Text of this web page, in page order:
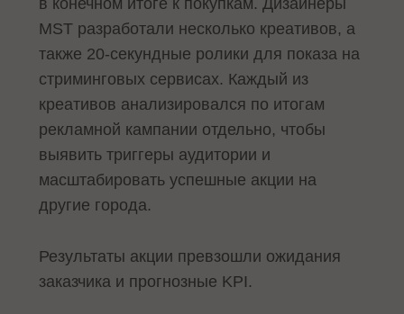
в конечном итоге к покупкам. Дизайнеры
MST разработали несколько креативов, а
также 20-секундные ролики для показа на
стриминговых сервисах. Каждый из
креативов анализировался по итогам
рекламной кампании отдельно, чтобы
выявить триггеры аудитории и
масштабировать успешные акции на
другие города.
Результаты акции превзошли ожидания
заказчика и прогнозные KPI.